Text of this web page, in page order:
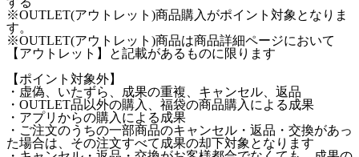
※OUTLET(アウトレット)商品購入がポイント対象となりま
す。
※OUTLET(アウトレット)商品は商品詳細ページにおいて
【アウトレット】と記載があるものに限ります
【ポイント対象外】
・虚偽、いたずら、成果の重複、キャンセル、返品
・OUTLET品以外の購入、福袋の商品購入による成果
・アプリからの購入による成果
・ご注文のうちの一部商品のキャンセル・返品・交換があっ
た場合は、その注文すべて成果の却下対象となります